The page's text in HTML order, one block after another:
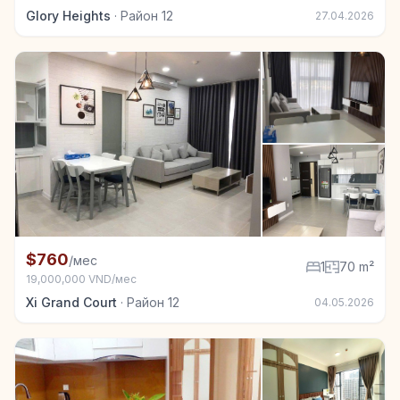
Glory Heights · Район 12 27.04.2026
Квартира в аренду в Район 12, 1 спал., 70 m²
$760/мес
19,000,000 VND/мес
1 70 m²
Xi Grand Court · Район 12 04.05.2026